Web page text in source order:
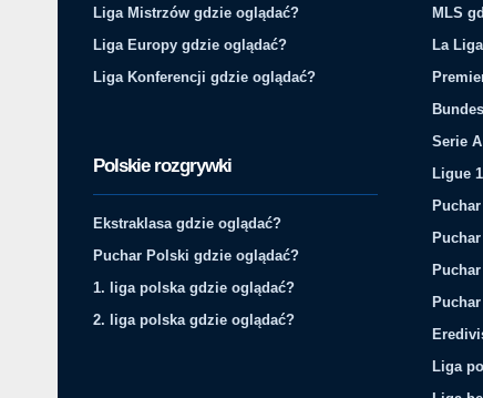
Liga Mistrzów gdzie oglądać?
Liga Europy gdzie oglądać?
Liga Konferencji gdzie oglądać?
Polskie rozgrywki
Ekstraklasa gdzie oglądać?
Puchar Polski gdzie oglądać?
1. liga polska gdzie oglądać?
2. liga polska gdzie oglądać?
MLS
La
Serie
Ligue
Liga